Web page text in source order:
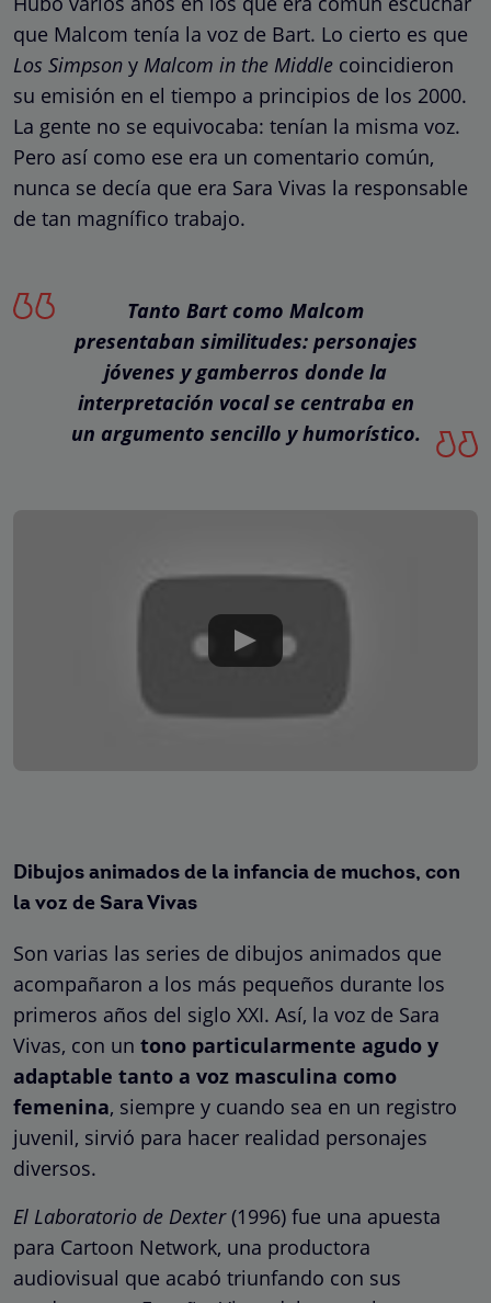
que Malcom tenía la voz de Bart. Lo cierto es que
Los Simpson y Malcom in the Middle coincidieron
su emisión en el tiempo a principios de los 2000.
La gente no se equivocaba: tenían la misma voz.
Pero así como ese era un comentario común,
nunca se decía que era Sara Vivas la responsable
de tan magnífico trabajo.
Tanto Bart como Malcom
presentaban similitudes: personajes
jóvenes y gamberros donde la
interpretación vocal se centraba en
un argumento sencillo y humorístico.
Dibujos animados de la infancia de muchos, con
la voz de Sara Vivas
Son varias las series de dibujos animados que
acompañaron a los más pequeños durante los
primeros años del siglo XXI. Así, la voz de Sara
Vivas, con un tono particularmente agudo y
adaptable tanto a voz masculina como
femenina, siempre y cuando sea en un registro
juvenil, sirvió para hacer realidad personajes
diversos.
El Laboratorio de Dexter(1996) fue una apuesta
para Cartoon Network, una productora
audiovisual que acabó triunfando con sus